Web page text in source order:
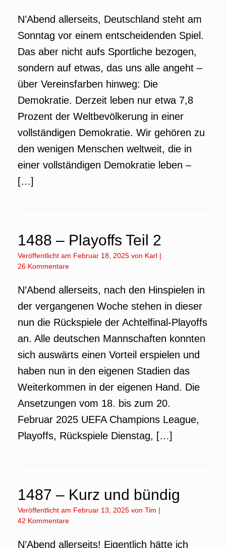
N’Abend allerseits, Deutschland steht am
Sonntag vor einem entscheidenden Spiel.
Das aber nicht aufs Sportliche bezogen,
sondern auf etwas, das uns alle angeht –
über Vereinsfarben hinweg: Die
Demokratie. Derzeit leben nur etwa 7,8
Prozent der Weltbevölkerung in einer
vollständigen Demokratie. Wir gehören zu
den wenigen Menschen weltweit, die in
einer vollständigen Demokratie leben –
[…]
1488 – Playoffs Teil 2
Veröffentlicht am Februar 18, 2025 von Karl |
26 Kommentare
N’Abend allerseits, nach den Hinspielen in
der vergangenen Woche stehen in dieser
nun die Rückspiele der Achtelfinal-Playoffs
an. Alle deutschen Mannschaften konnten
sich auswärts einen Vorteil erspielen und
haben nun in den eigenen Stadien das
Weiterkommen in der eigenen Hand. Die
Ansetzungen vom 18. bis zum 20.
Februar 2025 UEFA Champions League,
Playoffs, Rückspiele Dienstag, […]
1487 – Kurz und bündig
Veröffentlicht am Februar 13, 2025 von Tim |
42 Kommentare
N’Abend allerseits! Eigentlich hätte ich